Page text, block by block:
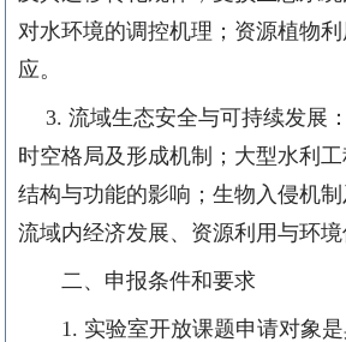
对水环境的调控机理；资源植物
应。
3. 流域生态安全与可持续发展
时空格局及形成机制；大型水利
结构与功能的影响；生物入侵机制
流域内经济发展、资源利用与环境
二、申报条件和要求
1. 实验室开放课题申请对象